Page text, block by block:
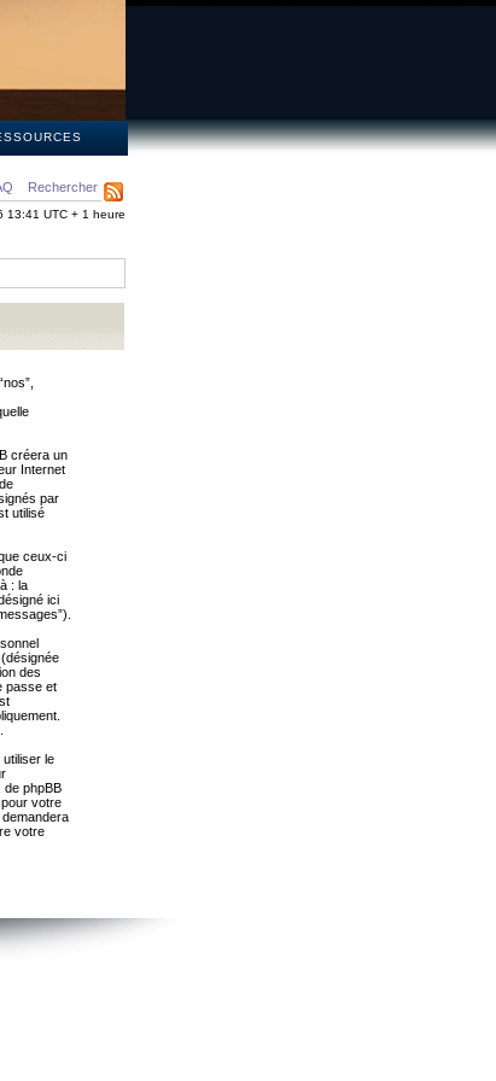
Rechercher
13:41 UTC + 1 heure
créera un
Internet
par
utilisé
ceux-ci
: la
ici
des
passe et
le
de phpBB
votre
votre